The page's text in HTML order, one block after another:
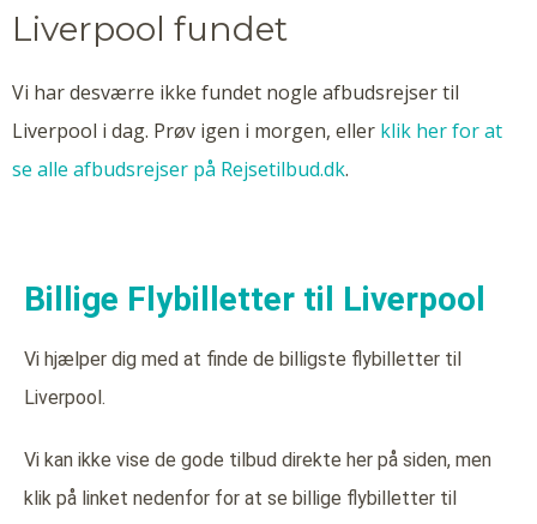
Liverpool fundet
Vi har desværre ikke fundet nogle afbudsrejser til
Liverpool i dag. Prøv igen i morgen, eller klik her for at
se alle afbudsrejser på Rejsetilbud.dk.
Billige Flybilletter til Liverpool
Vi hjælper dig med at finde de billigste flybilletter til
Liverpool.
Vi kan ikke vise de gode tilbud direkte her på siden, men
klik på linket nedenfor for at se billige flybilletter til